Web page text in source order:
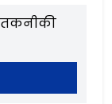
तकनीकी